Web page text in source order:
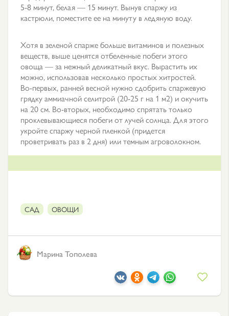
5-8 минут, белая — 15 минут. Вынув спаржу из
кастрюли, поместите ее на минуту в ледяную воду.
Хотя в зеленой спарже больше витаминов и полезных
веществ, выше ценятся отбеленные побеги этого
овоща — за нежный деликатный вкус. Вырастить их
можно, использовав несколько простых хитростей.
Во-первых, ранней весной нужно сдобрить спаржевую
грядку аммиачной селитрой (20-25 г на 1 м2) и окучить
на 20 см. Во-вторых, необходимо спрятать только
проклевывающиеся побеги от лучей солнца. Для этого
укройте спаржу черной пленкой (придется
проветривать раз в 2 дня) или темным агроволокном.
САД ОВОЩИ
Марина Тополева